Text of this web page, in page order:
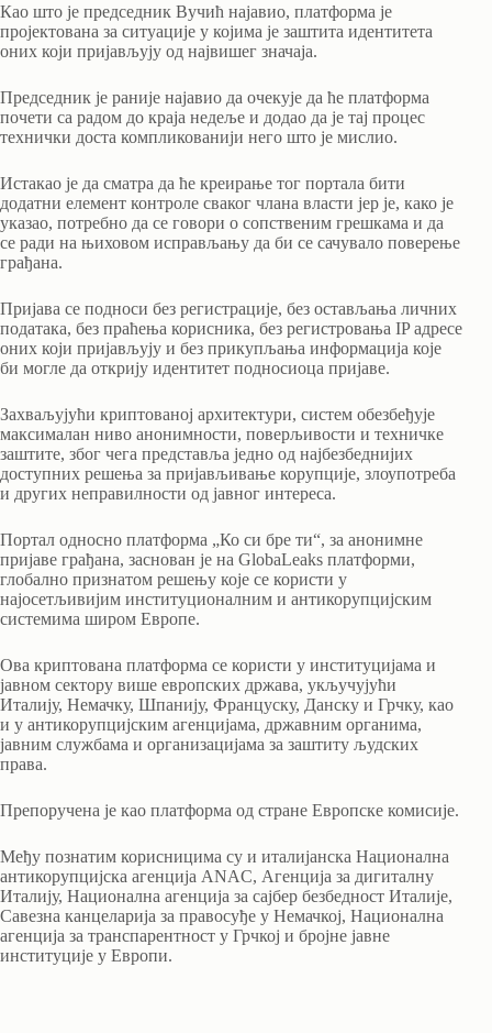
Као што је председник Вучић најавио, платформа је
пројектована за ситуације у којима је заштита идентитета
оних који пријављују од највишег значаја.
Председник је раније најавио да очекује да ће платформа
почети са радом до краја недеље и додао да је тај процес
технички доста компликованији него што је мислио.
Истакао је да сматра да ће креирање тог портала бити
додатни елемент контроле сваког члана власти јер је, како је
указао, потребно да се говори о сопственим грешкама и да
се ради на њиховом исправљању да би се сачувало поверење
грађана.
Пријава се подноси без регистрације, без остављања личних
података, без праћења корисника, без регистровања IP адресе
оних који пријављују и без прикупљања информација које
би могле да открију идентитет подносиоца пријаве.
Захваљујући криптованој архитектури, систем обезбеђује
максималан ниво анонимности, поверљивости и техничке
заштите, због чега представља једно од најбезбеднијих
доступних решења за пријављивање корупције, злоупотреба
и других неправилности од јавног интереса.
Портал односно платформа „Ко си бре ти“, за анонимне
пријаве грађана, заснован је на GlobaLeaks платформи,
глобално признатом решењу које се користи у
најосетљивијим институционалним и антикорупцијским
системима широм Европе.
Ова криптована платформа се користи у институцијама и
јавном сектору више европских држава, укључујући
Италију, Немачку, Шпанију, Француску, Данску и Грчку, као
и у антикорупцијским агенцијама, државним органима,
јавним службама и организацијама за заштиту људских
права.
Препоручена је као платформа од стране Европске комисије.
Међу познатим корисницима су и италијанска Национална
антикорупцијска агенција ANAC, Агенција за дигиталну
Италију, Национална агенција за сајбер безбедност Италије,
Савезна канцеларија за правосуђе у Немачкој, Национална
агенција за транспарентност у Грчкој и бројне јавне
институције у Европи.